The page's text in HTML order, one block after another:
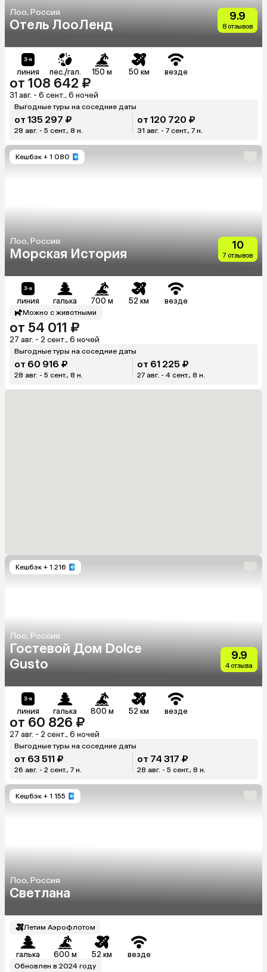
Лоо, Россия
Отель ЛооЛенд
9.9
8 отзывов
линия пес./гал. 150 м 50 км везде
от 108 642 ₽
31 авг. - 6 сент., 6 ночей
Выгодные туры на соседние даты
от 135 297 ₽
28 авг. - 5 сент., 8 н.
от 120 720 ₽
31 авг. - 7 сент., 7 н.
Кешбэк + 1 080
Лоо, Россия
Морская История
10
7 отзывов
линия галька 700 м 52 км везде
Можно с животными
от 54 011 ₽
27 авг. - 2 сент., 6 ночей
Выгодные туры на соседние даты
от 60 916 ₽
28 авг. - 5 сент., 8 н.
от 61 225 ₽
27 авг. - 4 сент., 8 н.
Кешбэк + 1 216
Лоо, Россия
Гостевой Дом Dolce
Gusto
9.9
4 отзыва
линия галька 800 м 52 км везде
от 60 826 ₽
27 авг. - 2 сент., 6 ночей
Выгодные туры на соседние даты
от 63 511 ₽
26 авг. - 2 сент., 7 н.
от 74 317 ₽
28 авг. - 5 сент., 8 н.
Кешбэк + 1 155
Лоо, Россия
Светлана
Летим Аэрофлотом
галька 600 м 52 км везде
Обновлен в 2024 году